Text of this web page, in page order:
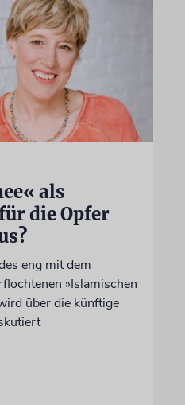
als
die Opfer
eng mit dem
»Islamischen
über die künftige